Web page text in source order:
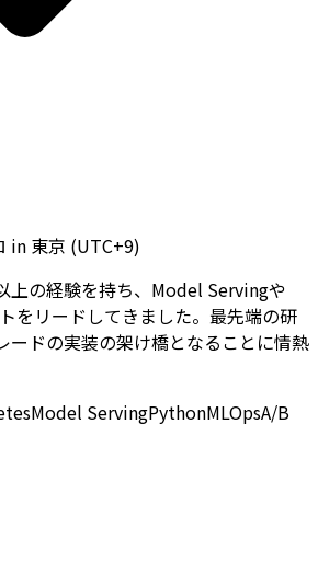
in 東京 (UTC+9)
上の経験を持ち、Model Servingや
をリードしてきました。最先端の研
ードの実装の架け橋となることに情熱
Model ServingPythonMLOpsA/B